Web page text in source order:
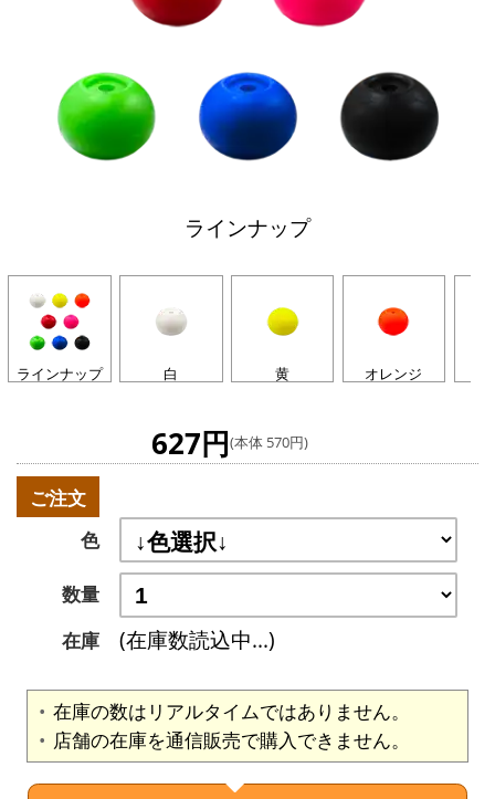
ラインナップ
ラインナップ 白 黄 オレンジ
627円(本体 570円)
ご注文
色
数量
在庫
(在庫数読込中...)
在庫の数はリアルタイムではありません。
店舗の在庫を通信販売で購入できません。